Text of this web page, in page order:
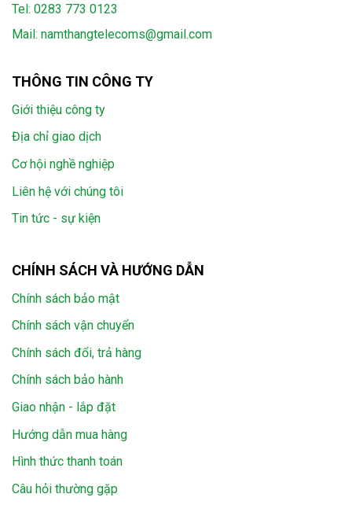
Tel: 0283 773 0123
Mail: namthangtelecoms@gmail.com
THÔNG TIN CÔNG TY
Giới thiệu công ty
Địa chỉ giao dịch
Cơ hội nghề nghiệp
Liên hệ với chúng tôi
Tin tức - sự kiện
CHÍNH SÁCH VÀ HƯỚNG DẪN
Chính sách bảo mật
Chính sách vận chuyển
Chính sách đổi, trả hàng
Chính sách bảo hành
Giao nhận - lắp đặt
Hướng dẫn mua hàng
Hình thức thanh toán
Câu hỏi thường gặp